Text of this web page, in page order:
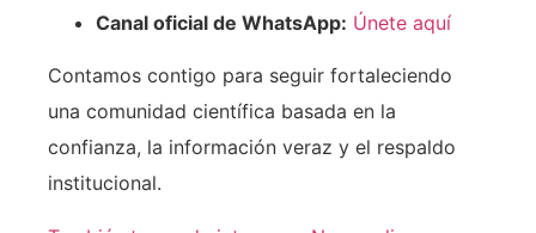
Canal oficial de WhatsApp: Únete aquí
Contamos contigo para seguir fortaleciendo
una comunidad científica basada en la
confianza, la información veraz y el respaldo
institucional.